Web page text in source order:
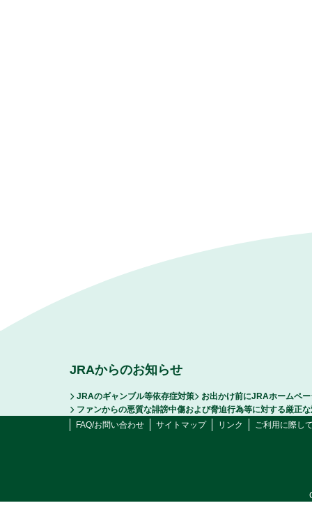
JRAからのお知らせ
JRAのギャンブル等依存症対策
お出かけ前にJRAホームペ
ファンからの悪質な誹謗中傷および脅迫行為等に対する厳正
FAQ/お問い合わせ
サイトマップ リンク ご利用に際し